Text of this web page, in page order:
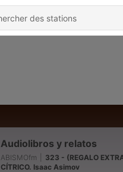
Audiolibros y relatos
ABISMOfm
323 - (REGALO
CÍTRICO. Isaac Asimov